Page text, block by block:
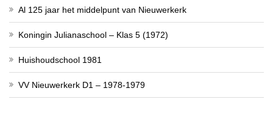
Al 125 jaar het middelpunt van Nieuwerkerk
Koningin Julianaschool – Klas 5 (1972)
Huishoudschool 1981
VV Nieuwerkerk D1 – 1978-1979